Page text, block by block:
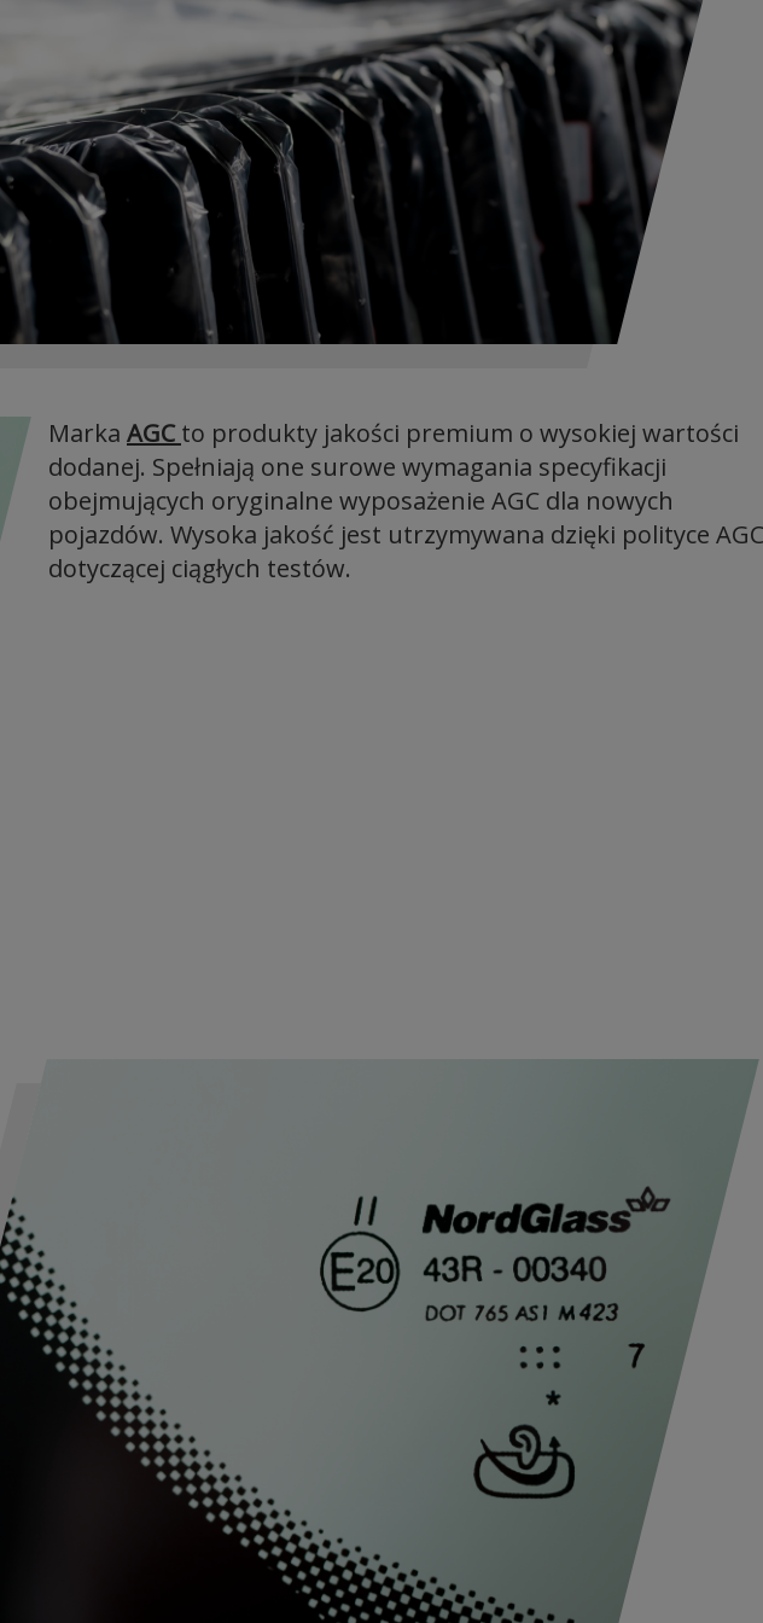
Marka AGCto produkty jakości premium o wysokiej wartości
dodanej. Spełniają one surowe wymagania specyfikacji
obejmujących oryginalne wyposażenie AGC dla nowych
pojazdów. Wysoka jakość jest utrzymywana dzięki polityce AGC
dotyczącej ciągłych testów.